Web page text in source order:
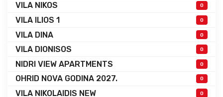
VILA NIKOS 0
VILA ILIOS 1 0
VILA DINA 0
VILA DIONISOS 0
NIDRI VIEW APARTMENTS 0
OHRID NOVA GODINA 2027. 0
VILA NIKOLAIDIS NEW 0